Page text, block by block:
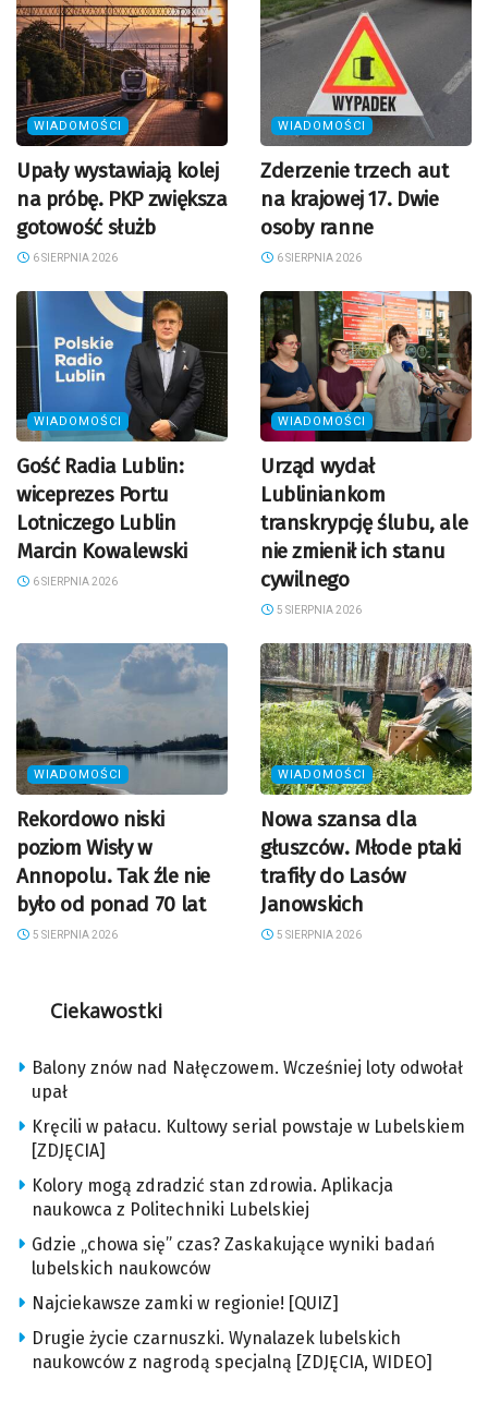
WIADOMOŚCI
Upały wystawiają kolej
na próbę. PKP zwiększa
gotowość służb
6 SIERPNIA 2026
WIADOMOŚCI
Zderzenie trzech aut
na krajowej 17. Dwie
osoby ranne
6 SIERPNIA 2026
WIADOMOŚCI
Gość Radia Lublin:
wiceprezes Portu
Lotniczego Lublin
Marcin Kowalewski
6 SIERPNIA 2026
WIADOMOŚCI
Urząd wydał
Lubliniankom
transkrypcję ślubu, ale
nie zmienił ich stanu
cywilnego
5 SIERPNIA 2026
WIADOMOŚCI
Rekordowo niski
poziom Wisły w
Annopolu. Tak źle nie
było od ponad 70 lat
5 SIERPNIA 2026
WIADOMOŚCI
Nowa szansa dla
głuszców. Młode ptaki
trafiły do Lasów
Janowskich
5 SIERPNIA 2026
Ciekawostki
Balony znów nad Nałęczowem. Wcześniej loty odwołał
upał
Kręcili w pałacu. Kultowy serial powstaje w Lubelskiem
[ZDJĘCIA]
Kolory mogą zdradzić stan zdrowia. Aplikacja
naukowca z Politechniki Lubelskiej
Gdzie „chowa się” czas? Zaskakujące wyniki badań
lubelskich naukowców
Najciekawsze zamki w regionie! [QUIZ]
Drugie życie czarnuszki. Wynalazek lubelskich
naukowców z nagrodą specjalną [ZDJĘCIA, WIDEO]